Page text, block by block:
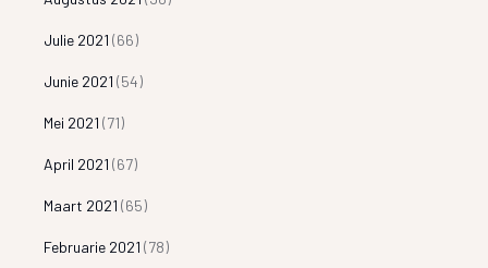
Julie 2021 (66)
Junie 2021 (54)
Mei 2021 (71)
April 2021 (67)
Maart 2021 (65)
Februarie 2021 (78)